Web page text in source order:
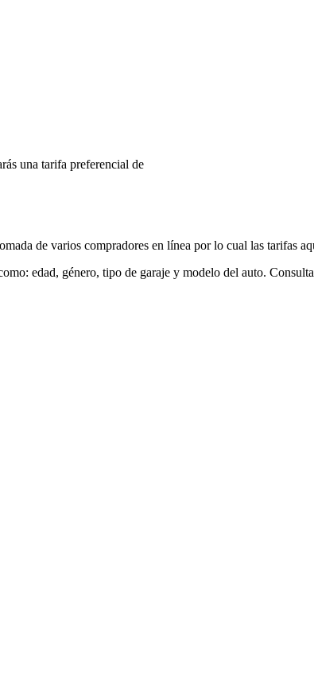
una tarifa preferencial de
de varios compradores en línea por lo cual las tarifas
edad, género, tipo de garaje y modelo del auto.